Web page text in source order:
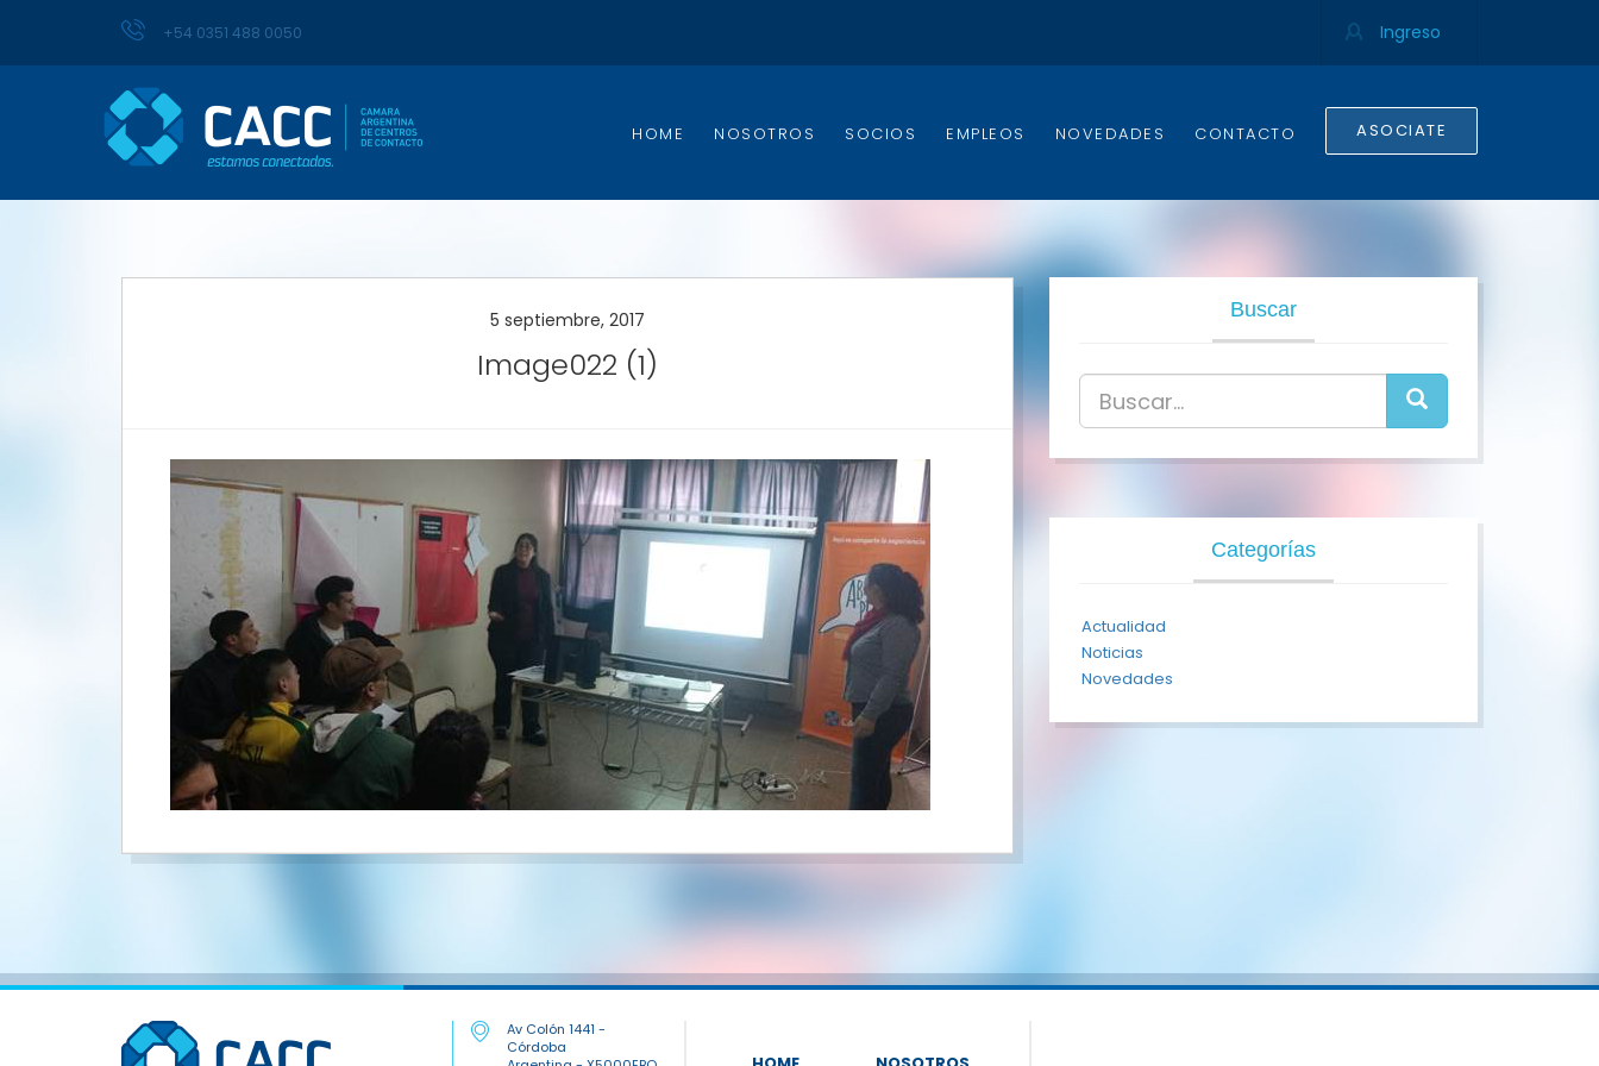
+54 0351 488 0050 Ingreso
ASOCIATE
HOME NOSOTROS SOCIOS EMPLEOS NOVEDADES CONTACTO
5 septiembre, 2017
Image022 (1)
Buscar
Categorías
Actualidad
Noticias
Novedades
Av Colón 1441 -
Córdoba